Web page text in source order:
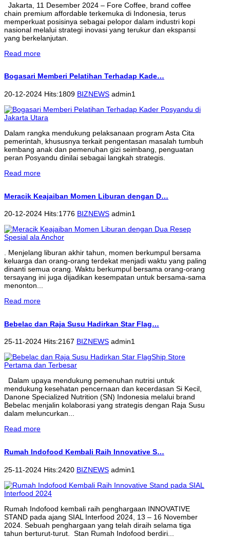
Jakarta, 11 Desember 2024 – Fore Coffee, brand coffee
chain premium affordable terkemuka di Indonesia, terus
memperkuat posisinya sebagai pelopor dalam industri kopi
nasional melalui strategi inovasi yang terukur dan ekspansi
yang berkelanjutan.
Read more
Bogasari Memberi Pelatihan Terhadap Kade…
20-12-2024 Hits:1809 BIZNEWS admin1
Dalam rangka mendukung pelaksanaan program Asta Cita
pemerintah, khususnya terkait pengentasan masalah tumbuh
kembang anak dan pemenuhan gizi seimbang, penguatan
peran Posyandu dinilai sebagai langkah strategis.
Read more
Meracik Keajaiban Momen Liburan dengan D…
20-12-2024 Hits:1776 BIZNEWS admin1
. Menjelang liburan akhir tahun, momen berkumpul bersama
keluarga dan orang-orang terdekat menjadi waktu yang paling
dinanti semua orang. Waktu berkumpul bersama orang-orang
tersayang ini juga dijadikan kesempatan untuk bersama-sama
menonton...
Read more
Bebelac dan Raja Susu Hadirkan Star Flag…
25-11-2024 Hits:2167 BIZNEWS admin1
Dalam upaya mendukung pemenuhan nutrisi untuk
mendukung kesehatan pencernaan dan kecerdasan Si Kecil,
Danone Specialized Nutrition (SN) Indonesia melalui brand
Bebelac menjalin kolaborasi yang strategis dengan Raja Susu
dalam meluncurkan...
Read more
Rumah Indofood Kembali Raih Innovative S…
25-11-2024 Hits:2420 BIZNEWS admin1
Rumah Indofood kembali raih penghargaan INNOVATIVE
STAND pada ajang SIAL Interfood 2024, 13 – 16 November
2024. Sebuah penghargaan yang telah diraih selama tiga
tahun berturut-turut. Stan Rumah Indofood berdiri...